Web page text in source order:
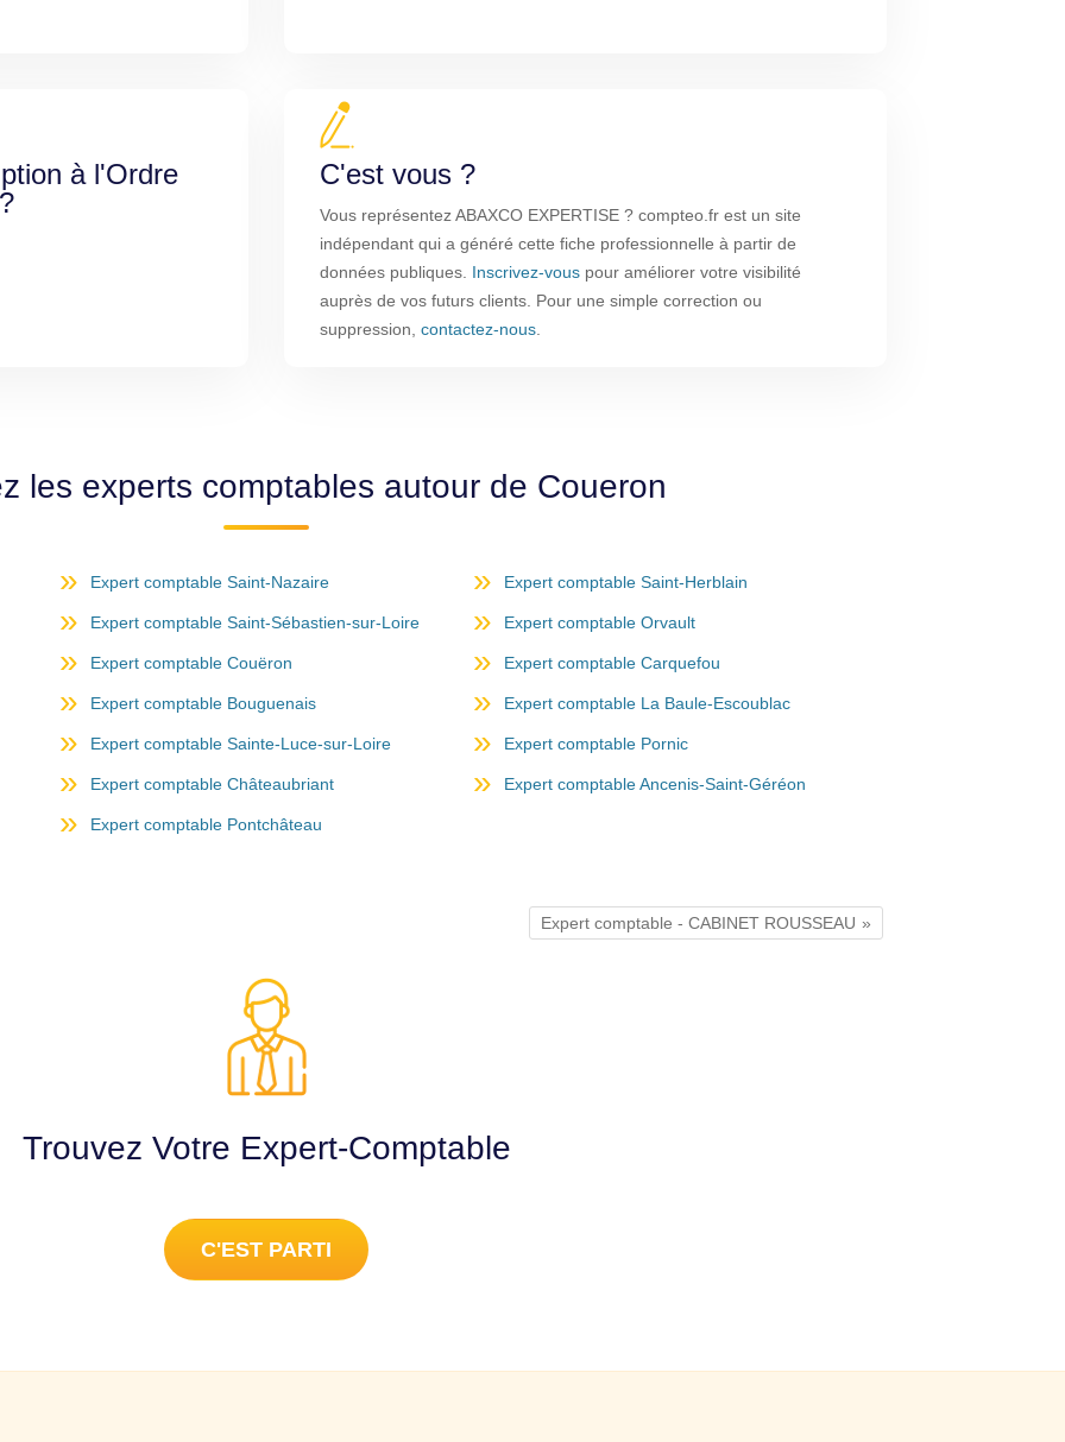
à l'Ordre
C'est vous ?
Vous représentez ABAXCO EXPERTISE ? compteo.fr est un site
indépendant qui a généré cette fiche professionnelle à partir de
données publiques. Inscrivez-vous pour améliorer votre visibilité
auprès de vos futurs clients. Pour une simple correction ou
suppression, contactez-nous
les experts comptables autour de Coueron
Expert comptable Saint-Nazaire Expert comptable Saint-Herblain
Expert comptable Saint-Sébastien-sur-Loire Expert comptable Orvault
Expert comptable Couëron Expert comptable Carquefou
Expert comptable Bouguenais Expert comptable La Baule-Escoublac
Expert comptable Sainte-Luce-sur-Loire Expert comptable Pornic
Expert comptable Châteaubriant Expert comptable Ancenis-Saint-Géréon
Expert comptable Pontchâteau
Expert comptable - CABINET ROUSSEAU
Trouvez Votre Expert-Comptable
C'EST PARTI